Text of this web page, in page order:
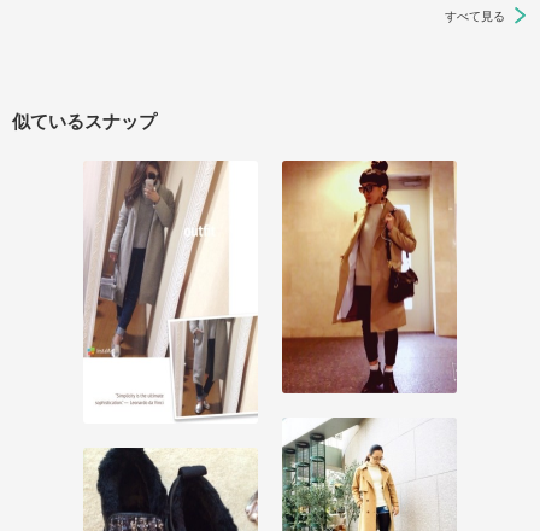
すべて見る
似ているスナップ